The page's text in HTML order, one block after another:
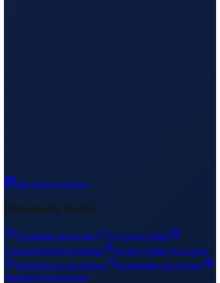
Alle News ansehen
Passende Tools
Transitzeit berechnen
HS-Code finden
Transportkosten schätzen
Partner finden (Connect)
Versicherung berechnen
Lademeter berechnen
Taxgewicht berechnen